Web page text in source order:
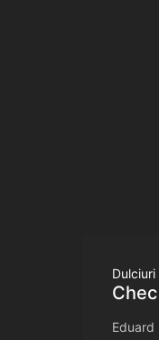
Dulciuri
Eduard